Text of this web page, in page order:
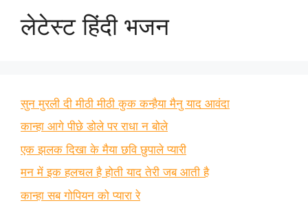
लेटेस्ट हिंदी भजन
सुन मुरली दी मीठी मीठी कुक कन्हैया मैनु याद आवंदा
कान्हा आगे पीछे डोले पर राधा न बोले
एक झलक दिखा के मैया छवि छुपाले प्यारी
मन में इक हलचल है होती याद तेरी जब आती है
कान्हा सब गोपियन को प्यारा रे